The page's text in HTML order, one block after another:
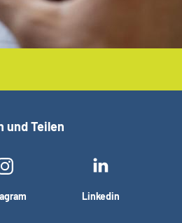
und Teilen
Linkedin